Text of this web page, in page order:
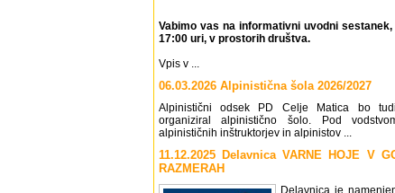
Vabimo vas na informativni uvodni sestanek,
17:00 uri, v prostorih društva.
Vpis v ...
06.03.2026 Alpinistična šola 2026/2027
Alpinistični odsek PD Celje Matica bo
organiziral alpinistično šolo. Pod
alpinističnih inštruktorjev in alpinistov ...
11.12.2025 Delavnica VARNE HOJE V
RAZMERAH
Delavnica je